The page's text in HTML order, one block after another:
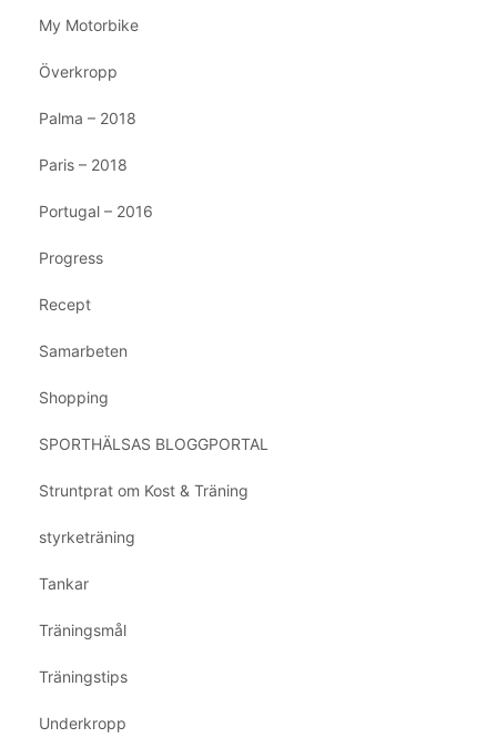
My Motorbike
Överkropp
Palma – 2018
Paris – 2018
Portugal – 2016
Progress
Recept
Samarbeten
Shopping
SPORTHÄLSAS BLOGGPORTAL
Struntprat om Kost & Träning
styrketräning
Tankar
Träningsmål
Träningstips
Underkropp